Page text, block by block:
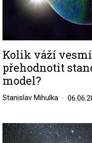
Kolik váží
přehodnotit
model?
Stanislav Mihulka
Image